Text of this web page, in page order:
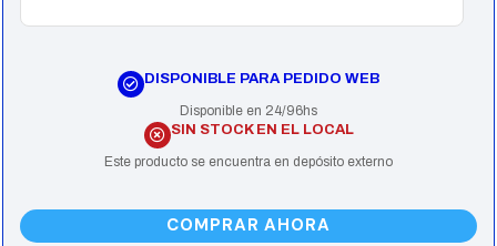
DISPONIBLE PARA PEDIDO WEB
Disponible en 24/96hs
SIN STOCK EN EL LOCAL
Este producto se encuentra en depósito externo
COMPRAR AHORA